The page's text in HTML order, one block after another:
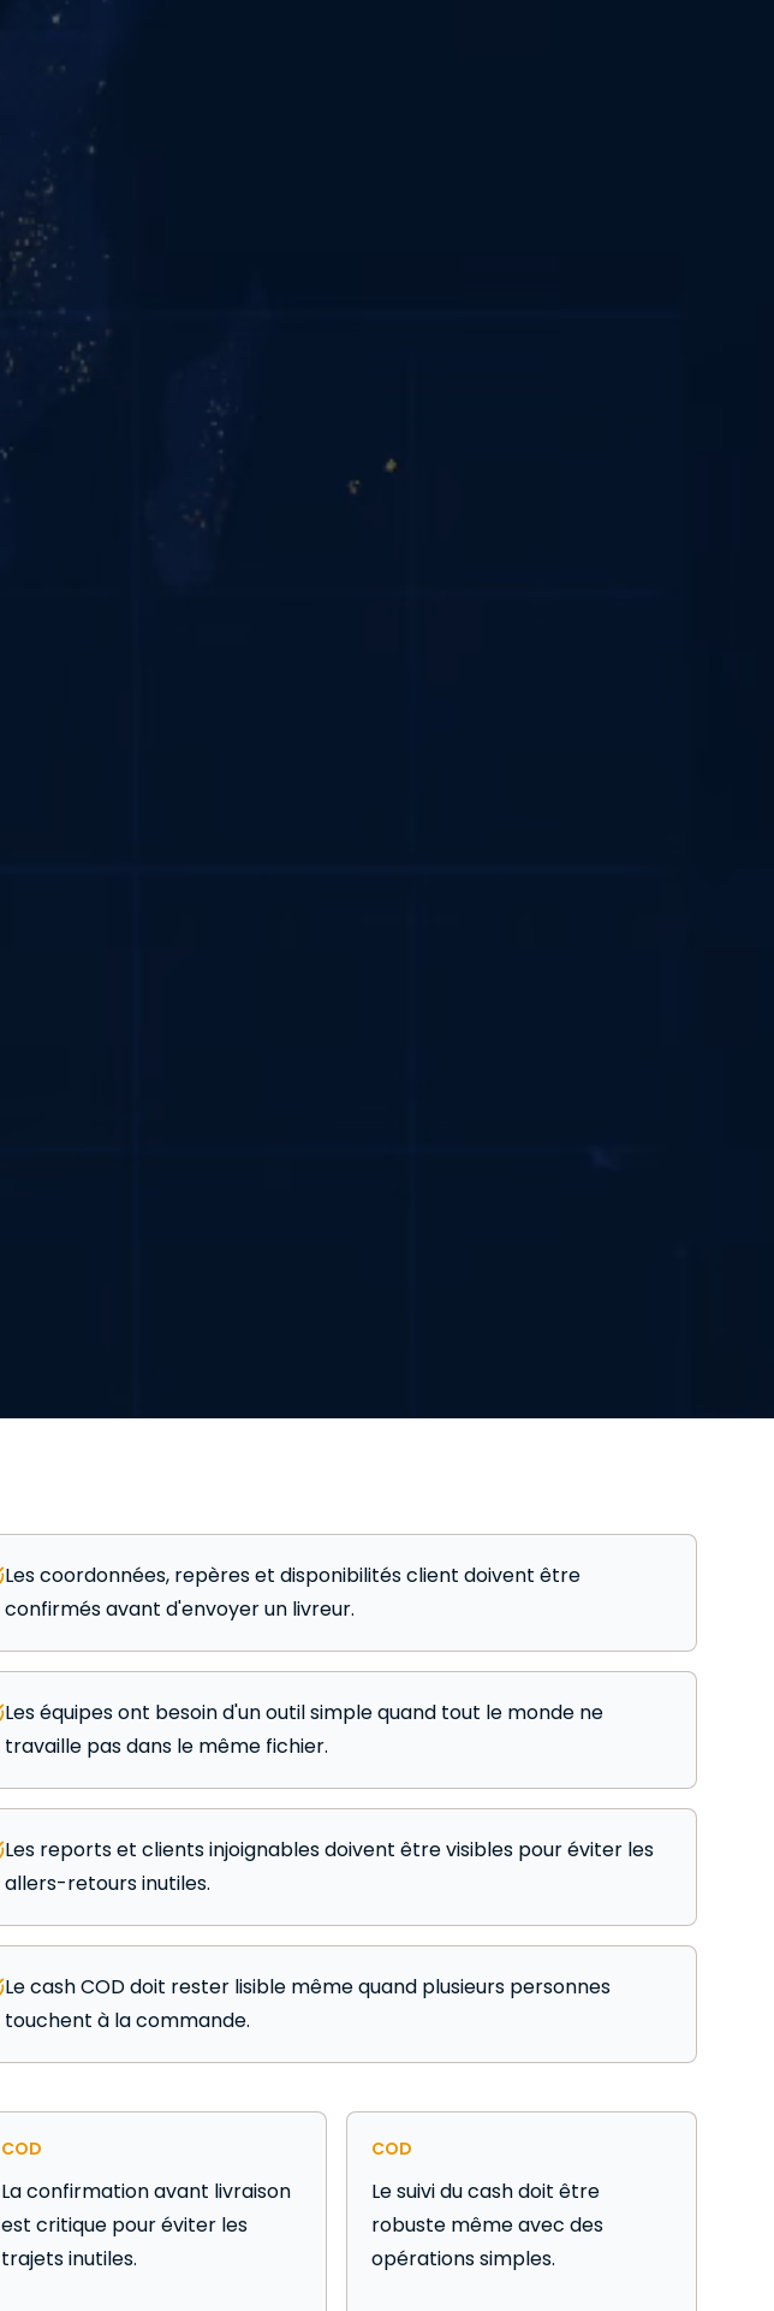
Les coordonnées, repères et disponibilités client doivent être
confirmés avant d'envoyer un livreur.
Les équipes ont besoin d'un outil simple quand tout le monde ne
travaille pas dans le même fichier.
Les reports et clients injoignables doivent être visibles pour éviter les
allers-retours inutiles.
Le cash COD doit rester lisible même quand plusieurs personnes
touchent à la commande.
COD
La confirmation avant livraison
est critique pour éviter les
trajets inutiles.
COD
Le suivi du cash doit être
robuste même avec des
opérations simples.